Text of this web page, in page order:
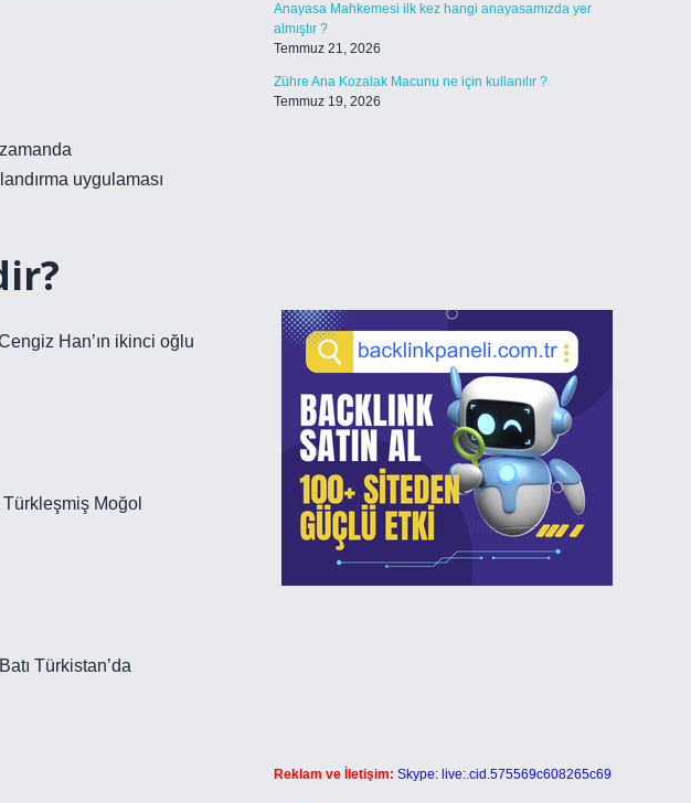
uygulaması
Han’ın ikinci oğlu
Türkleşmiş Moğol
Anayasa Mahkemesi ilk kez hangi anayasamızda yer
almıştır ?
Temmuz 21, 2026
Zühre Ana Kozalak Macunu ne için kullanılır ?
Temmuz 19, 2026
Reklam ve İletişim: Skype: live:.cid.575569c608265c69